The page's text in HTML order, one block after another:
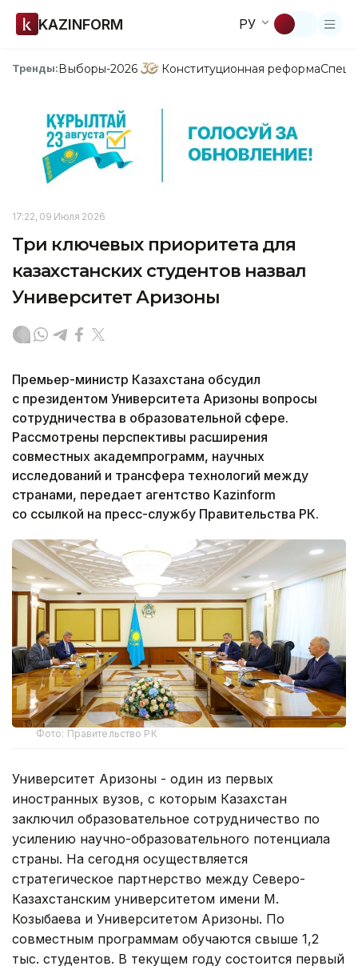
KAZINFORM РУ
Тренды:Выборы-2026 Конституционная реформа
17:22, 09 Июля 2026
Три ключевых приоритета для
казахстанских студентов назвал
Университет Аризоны
Премьер-министр Казахстана обсудил
с президентом Университета Аризоны вопросы
сотрудничества в образовательной сфере.
Рассмотрены перспективы расширения
совместных академпрограмм, научных
исследований и трансфера технологий между
странами, передает агентство Kazinform
со ссылкой на пресс-службу Правительства РК.
Фото: Правительство РК
Университет Аризоны - один из первых
иностранных вузов, с которым Казахстан
заключил образовательное сотрудничество по
усилению научно-образовательного потенциала
страны. На сегодня осуществляется
стратегическое партнерство между Северо-
Казахстанским университетом имени М.
Козыбаева и Университетом Аризоны. По
совместным программам обучаются свыше 1,2
тыс. студентов. В текущем году состоится первый